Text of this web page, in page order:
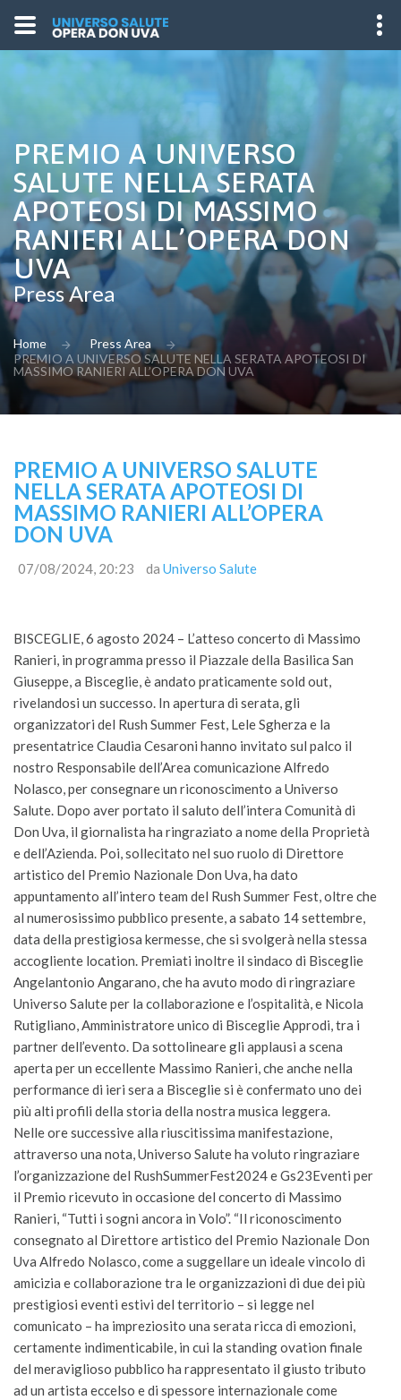
PREMIO A UNIVERSO
SALUTE NELLA SERATA
APOTEOSI DI MASSIMO
RANIERI ALL’OPERA DON
UVA
Press Area
Home
Press Area
PREMIO A UNIVERSO SALUTE NELLA SERATA APOTEOSI DI
MASSIMO RANIERI ALL’OPERA DON UVA
PREMIO A UNIVERSO SALUTE
NELLA SERATA APOTEOSI DI
MASSIMO RANIERI ALL’OPERA
DON UVA
07/08/2024, 20:23 da Universo Salute
BISCEGLIE, 6 agosto 2024 – L’atteso concerto di Massimo
Ranieri, in programma presso il Piazzale della Basilica San
Giuseppe, a Bisceglie, è andato praticamente sold out,
rivelandosi un successo. In apertura di serata, gli
organizzatori del Rush Summer Fest, Lele Sgherza e la
presentatrice Claudia Cesaroni hanno invitato sul palco il
nostro Responsabile dell’Area comunicazione Alfredo
Nolasco, per consegnare un riconoscimento a Universo
Salute. Dopo aver portato il saluto dell’intera Comunità di
Don Uva, il giornalista ha ringraziato a nome della Proprietà
e dell’Azienda. Poi, sollecitato nel suo ruolo di Direttore
artistico del Premio Nazionale Don Uva, ha dato
appuntamento all’intero team del Rush Summer Fest, oltre che
al numerosissimo pubblico presente, a sabato 14 settembre,
data della prestigiosa kermesse, che si svolgerà nella stessa
accogliente location. Premiati inoltre il sindaco di Bisceglie
Angelantonio Angarano, che ha avuto modo di ringraziare
Universo Salute per la collaborazione e l’ospitalità, e Nicola
Rutigliano, Amministratore unico di Bisceglie Approdi, tra i
partner dell’evento. Da sottolineare gli applausi a scena
aperta per un eccellente Massimo Ranieri, che anche nella
performance di ieri sera a Bisceglie si è confermato uno dei
più alti profili della storia della nostra musica leggera.
Nelle ore successive alla riuscitissima manifestazione,
attraverso una nota, Universo Salute ha voluto ringraziare
l’organizzazione del RushSummerFest2024 e Gs23Eventi per
il Premio ricevuto in occasione del concerto di Massimo
Ranieri, “Tutti i sogni ancora in Volo”. “Il riconoscimento
consegnato al Direttore artistico del Premio Nazionale Don
Uva Alfredo Nolasco, come a suggellare un ideale vincolo di
amicizia e collaborazione tra le organizzazioni di due dei più
prestigiosi eventi estivi del territorio – si legge nel
comunicato – ha impreziosito una serata ricca di emozioni,
certamente indimenticabile, in cui la standing ovation finale
del meraviglioso pubblico ha rappresentato il giusto tributo
ad un artista eccelso e di spessore internazionale come